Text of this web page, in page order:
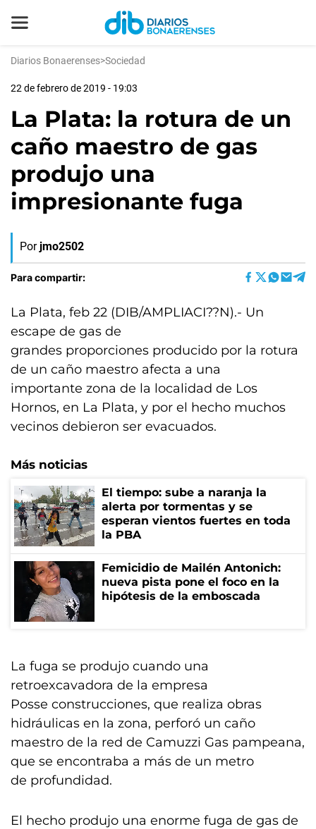
Diarios Bonaerenses>Sociedad
22 de febrero de 2019 - 19:03
La Plata: la rotura de un
caño maestro de gas
produjo una
impresionante fuga
Por jmo2502
Para compartir:
La Plata, feb 22 (DIB/AMPLIACI??N).- Un
escape de gas de
grandes proporciones producido por la rotura
de un caño maestro afecta a una
importante zona de la localidad de Los
Hornos, en La Plata, y por el hecho muchos
vecinos debieron ser evacuados.
Más noticias
El tiempo: sube a naranja la
alerta por tormentas y se
esperan vientos fuertes en toda
la PBA
Femicidio de Mailén Antonich:
nueva pista pone el foco en la
hipótesis de la emboscada
La fuga se produjo cuando una
retroexcavadora de la empresa
Posse construcciones, que realiza obras
hidráulicas en la zona, perforó un caño
maestro de la red de Camuzzi Gas pampeana,
que se encontraba a más de un metro
de profundidad.
El hecho produjo una enorme fuga de gas de